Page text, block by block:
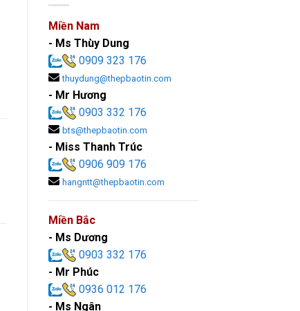
Miền Nam
- Ms Thùy Dung
0909 323 176
thuydung@thepbaotin.com
- Mr Hương
0903 332 176
bts@thepbaotin.com
- Miss Thanh Trúc
0906 909 176
hangntt@thepbaotin.com
Miền Bắc
- Ms Dương
0903 332 176
- Mr Phúc
0936 012 176
- Ms Ngân